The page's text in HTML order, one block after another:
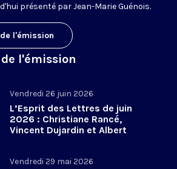
présenté par Jean-Marie Guénois.
l'émission
l'émission
Vendredi 26 juin 2026
L’Esprit des Lettres de juin
2026 : Christiane Rancé,
Vincent Dujardin et Albert
Vendredi 29 mai 2026